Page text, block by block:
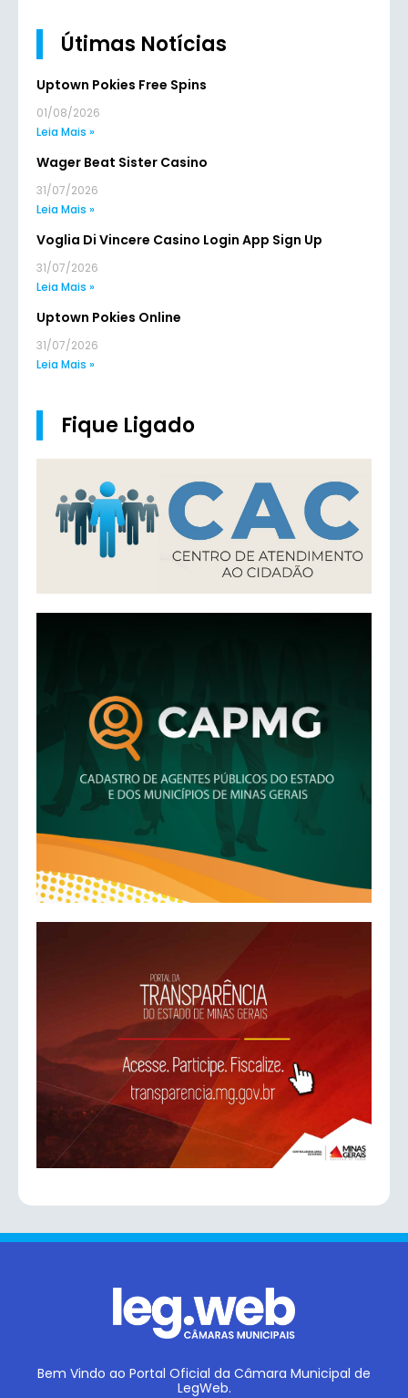
Útimas Notícias
Uptown Pokies Free Spins
01/08/2026
Leia Mais »
Wager Beat Sister Casino
31/07/2026
Leia Mais »
Voglia Di Vincere Casino Login App Sign Up
31/07/2026
Leia Mais »
Uptown Pokies Online
31/07/2026
Leia Mais »
Fique Ligado
Bem Vindo ao Portal Oficial da Câmara Municipal de
LegWeb.